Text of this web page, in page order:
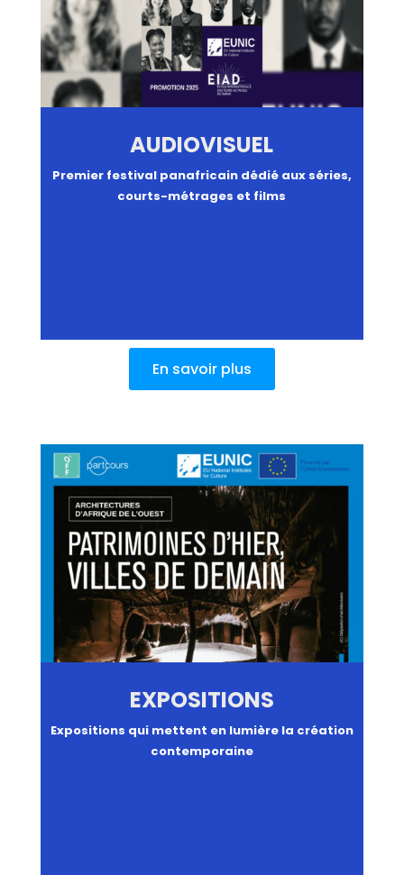
AUDIOVISUEL
Premier festival panafricain dédié aux séries,
courts-métrages et films
En savoir plus
EXPOSITIONS
Expositions qui mettent en lumière la création
contemporaine